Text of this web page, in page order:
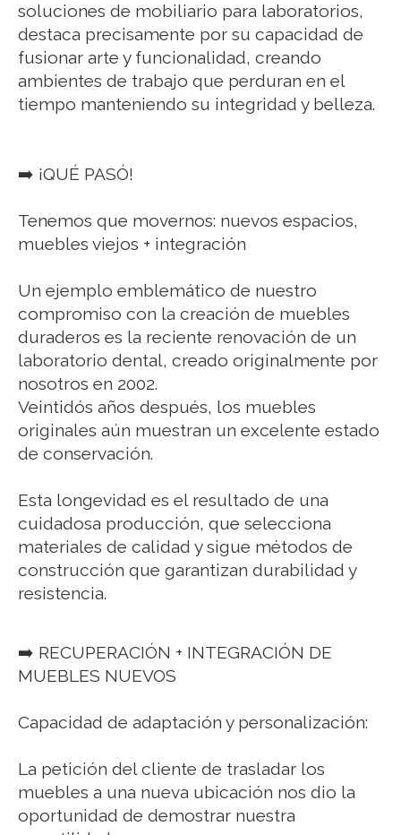
soluciones de mobiliario para laboratorios,
destaca precisamente por su capacidad de
fusionar arte y funcionalidad, creando
ambientes de trabajo que perduran en el
tiempo manteniendo su integridad y belleza.
➡️ ¡QUÉ PASÓ!
Tenemos que movernos: nuevos espacios,
muebles viejos + integración
Un ejemplo emblemático de nuestro
compromiso con la creación de muebles
duraderos es la reciente renovación de un
laboratorio dental, creado originalmente por
nosotros en 2002.
Veintidós años después, los muebles
originales aún muestran un excelente estado
de conservación.
Esta longevidad es el resultado de una
cuidadosa producción, que selecciona
materiales de calidad y sigue métodos de
construcción que garantizan durabilidad y
resistencia.
➡️ RECUPERACIÓN + INTEGRACIÓN DE
MUEBLES NUEVOS
Capacidad de adaptación y personalización:
La petición del cliente de trasladar los
muebles a una nueva ubicación nos dio la
oportunidad de demostrar nuestra